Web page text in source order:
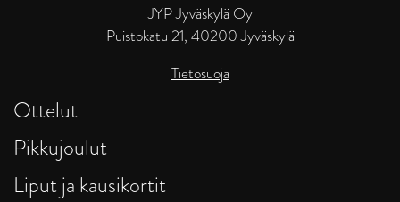
JYP Jyväskylä Oy
Puistokatu 21, 40200 Jyväskylä
Tietosuoja
Ottelut
Pikkujoulut
Liput ja kausikortit